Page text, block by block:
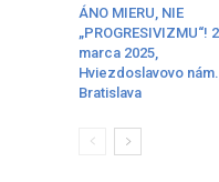
ÁNO MIERU, NIE
„PROGRESIVIZMU“!
marca 2025,
Hviezdoslavovo nám.,
Bratislava